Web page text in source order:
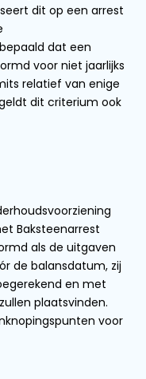
dit op een arrest
dat een
voor niet jaarlijks
relatief van enige
dit criterium ook
Baksteenarrest
als de uitgaven
de balansdatum, zij
en met
plaatsvinden.
voor